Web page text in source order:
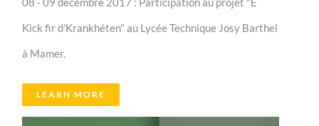
Kick fir d'Krankhéten" au Lycée Technique Josy Barthel
à Mamer.
LEARN MORE